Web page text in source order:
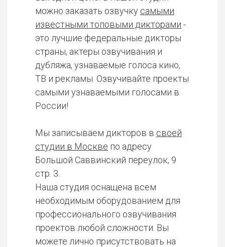
можно заказать озвучку самыми
известными топовыми дикторами -
это лучшие федеральные дикторы
страны, актеры озвучивания и
дубляжа, узнаваемые голоса кино,
ТВ и рекламы. Озвучивайте проекты
самыми узнаваемыми голосами в
России!
Мы записываем дикторов в своей
студии в Москве по адресу
Большой Саввинский переулок, 9
стр. 3.
Наша студия оснащена всем
необходимым оборудованием для
профессионального озвучивания
проектов любой сложности. Вы
можете лично присутствовать на